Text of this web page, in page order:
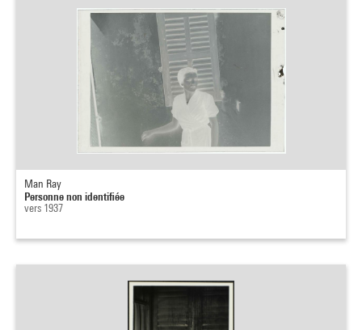
Man Ray
Personne non identifiée
vers 1937